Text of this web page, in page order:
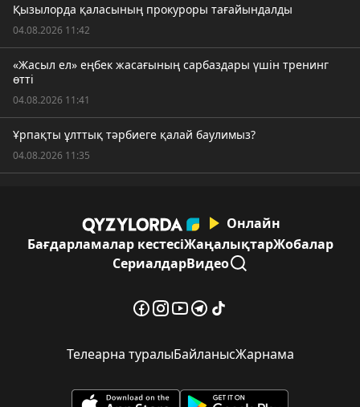
Қызылорда қаласының прокуроры тағайындалды
04.08.2026 11:42
«Жасыл ел» еңбек жасағының сарбаздары үшін тренинг
өтті
04.08.2026 11:41
Ұрпақты ұлттық тәрбиеге қалай баулимыз?
04.08.2026 11:35
Онлайн
Бағдарламалар кестесіЖаңалықтарЖобалар
СериалдарВидео
Телеарна туралыБайланысЖарнама